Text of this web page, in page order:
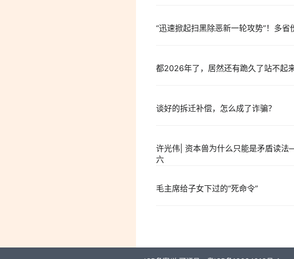
“迅速掀起扫黑除恶新一轮攻势”！多
都2026年了，居然还有跪久了站不起
谈好的拆迁补偿，怎么成了诈骗？
许光伟| 资本兽为什么只能是矛盾读
六
毛主席给子女下过的“死命令”